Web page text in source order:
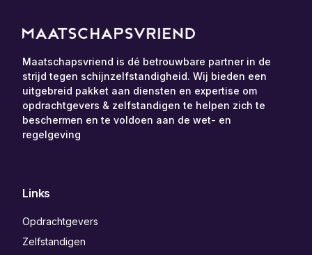
Maatschapsvriend is dé betrouwbare partner in de
strijd tegen schijnzelfstandigheid. Wij bieden een
uitgebreid pakket aan diensten en expertise om
opdrachtgevers & zelfstandigen te helpen zich te
beschermen en te voldoen aan de wet- en
regelgeving
Links
Opdrachtgevers
Zelfstandigen